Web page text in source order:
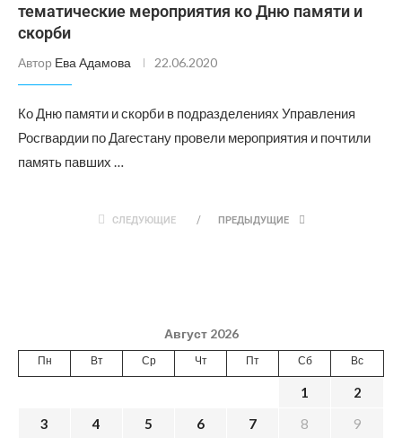
тематические мероприятия ко Дню памяти и
скорби
Автор Ева Адамова 22.06.2020
Ко Дню памяти и скорби в подразделениях Управления
Росгвардии по Дагестану провели мероприятия и почтили
память павших …
СЛЕДУЮЩИЕ ПРЕДЫДУЩИЕ
Август 2026
Пн Вт Ср Чт Пт Сб Вс
1
2
3
4 5 6 7 8
9